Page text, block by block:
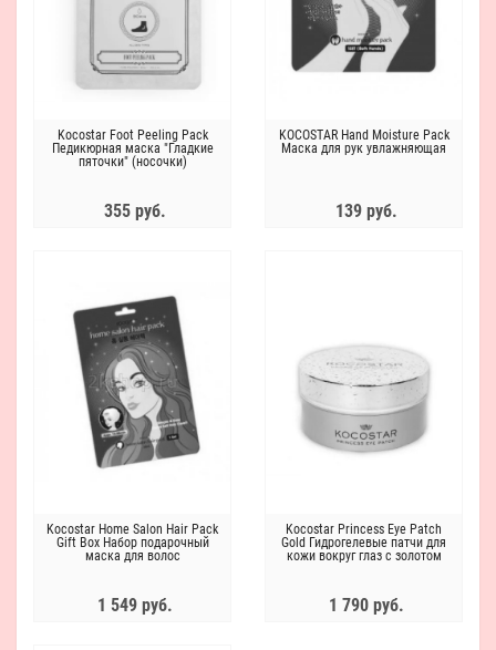
Kocostar Foot Peeling Pack
Педикюрная маска "Гладкие
пяточки" (носочки)
355 руб.
KOCOSTAR Hand Moisture Pack
Маска для рук увлажняющая
139 руб.
Kocostar Home Salon Hair Pack
Gift Box Набор подарочный
маска для волос
1 549 руб.
Kocostar Princess Eye Patch
Gold Гидрогелевые патчи для
кожи вокруг глаз с золотом
1 790 руб.